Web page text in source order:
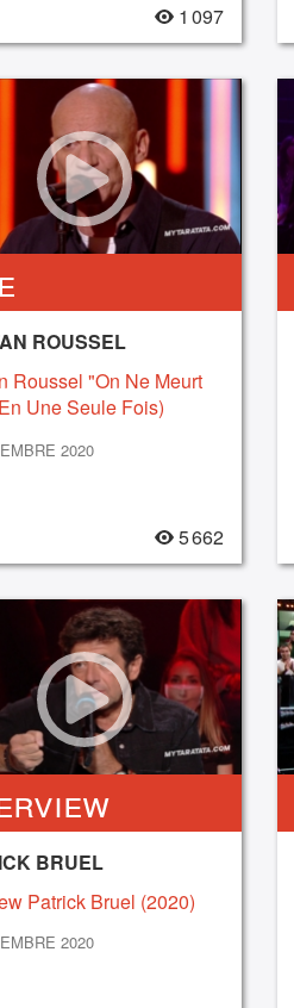
1 097
ROUSSEL
Roussel "On Ne Meurt
Une Seule Fois)
2020
5 662
BRUEL
Patrick Bruel (2020)
2020